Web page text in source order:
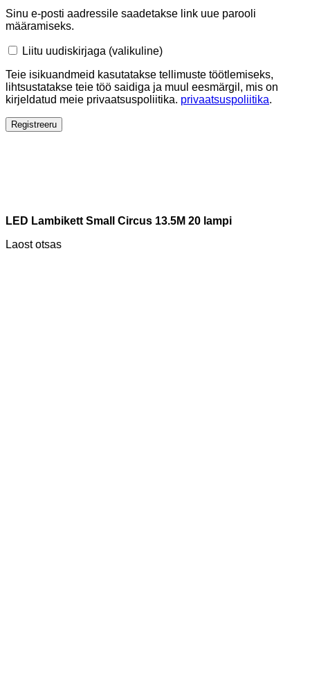
Sinu e-posti aadressile saadetakse link uue parooli
määramiseks.
Liitu uudiskirjaga (valikuline)
Teie isikuandmeid kasutatakse tellimuste töötlemiseks,
lihtsustatakse teie töö saidiga ja muul eesmärgil, mis on
kirjeldatud meie privaatsuspoliitika. privaatsuspoliitika.
Registreeru
LED Lambikett Small Circus 13.5M 20 lampi
Laost otsas